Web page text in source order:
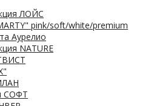
ЛОЙС
pink/soft/white/premium
Аурелио
NATURE
СОФТ